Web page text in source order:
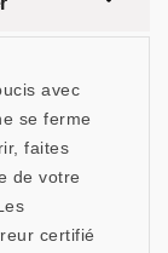
avec
se ferme
faites
de votre
certifié